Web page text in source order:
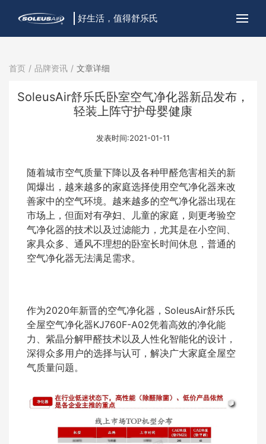
好生活，值得舒乐氏
首页 品牌资讯 文章详细
SoleusAir舒乐氏卧室空气净化器新品发布，
轻装上阵守护母婴健康
发表时间:2021-01-11
随着城市空气质量下降以及各种甲醛危害相关的新
闻爆出，越来越多的家庭选择使用空气净化器来改
善家中的空气环境。越来越多的空气净化器出现在
市场上，但面对有孕妇、儿童的家庭，则更考验空
气净化器的技术以及过滤能力，尤其是在小空间、
家具众多、通风不理想的卧室长时间休息，普通的
空气净化器无法满足需求。
作为2020年新晋的空气净化器，SoleusAir舒乐氏
全屋空气净化器KJ760F-A02凭着高效的净化能
力、紫晶分解甲醛技术以及人性化智能化的设计，
深得众多用户的选择与认可，解决广大家庭全屋空
气质量问题。